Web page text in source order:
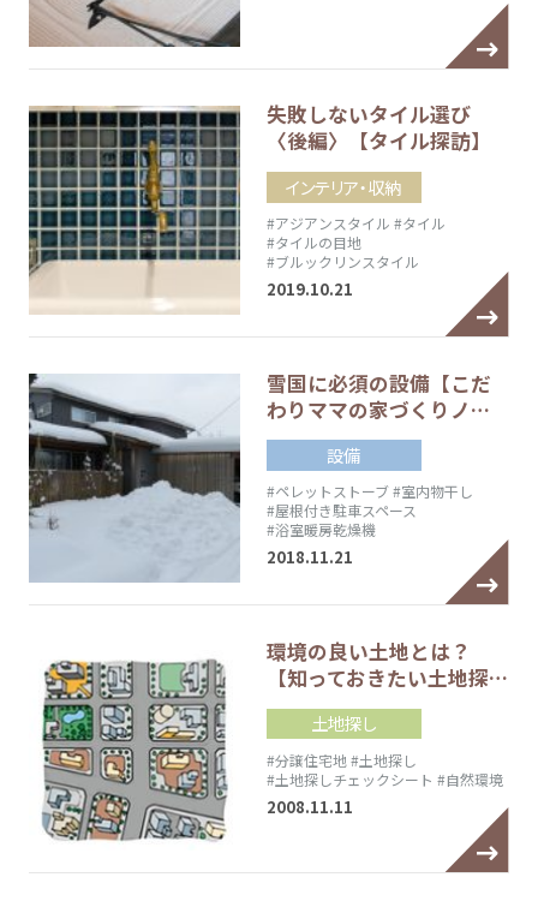
失敗しないタイル選び
〈後編〉【タイル探訪】
インテリア・収納
#アジアンスタイル #タイル
#タイルの目地
#ブルックリンスタイル
2019.10.21
雪国に必須の設備【こだ
わりママの家づくりノ…
設備
#ペレットストーブ#室内物干し
#屋根付き駐車スペース
#浴室暖房乾燥機
2018.11.21
環境の良い土地とは？
【知っておきたい土地探…
土地探し
#分譲住宅地#土地探し
#土地探しチェックシート #自然環境
2008.11.11